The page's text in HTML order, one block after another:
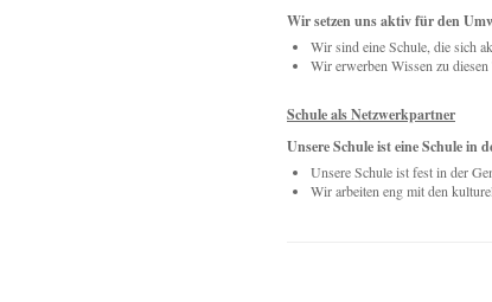
Wir setzen uns aktiv für den
Wir sind eine Schule, die sich
Wir erwerben Wissen zu
Schule als Netzwerkpartner
Unsere Schule ist eine Schule in
Unsere Schule ist fest in der
Wir arbeiten eng mit den